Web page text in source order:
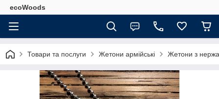
ecoWoods
Товари та послуги Жетони армійські Жетони з